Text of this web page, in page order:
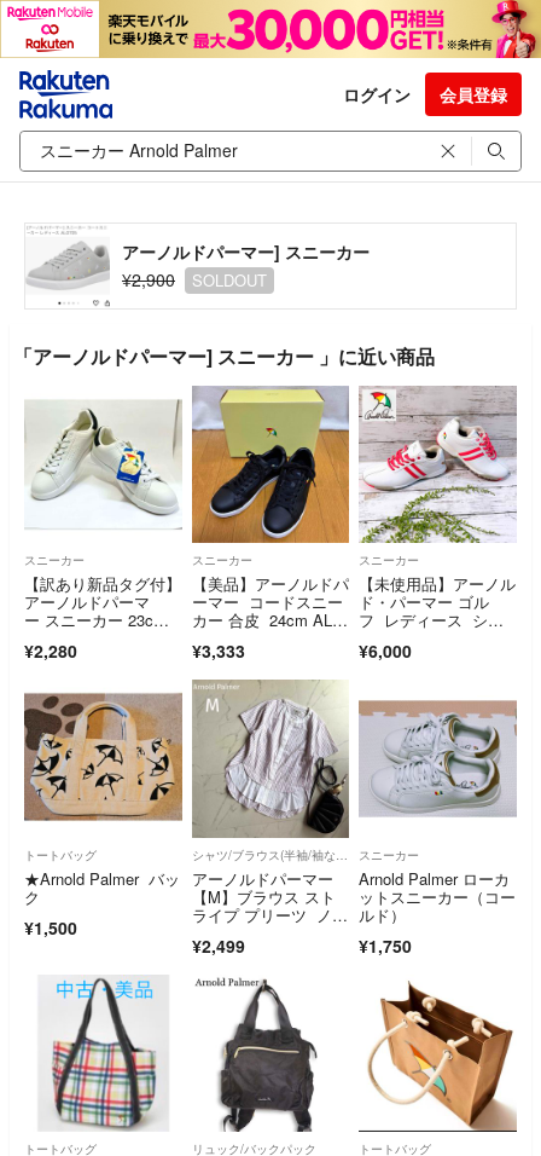
ログイン 会員登録
アーノルドパーマー] スニーカー
¥2,900
SOLDOUT
「アーノルドパーマー] スニーカー 」に近い商品
スニーカー
【訳あり新品タグ付】
アーノルドパーマ
ー スニーカー 23c
¥2,280
スニーカー
【美品】アーノルドパ
ーマー コードスニー
カー 合皮 24cm AL07
¥3,333
スニーカー
【未使用品】アーノル
ド・パーマー ゴル
フ レディース シュ
¥6,000
トートバッグ
★Arnold Palmer バッ
ク
¥1,500
シャツ/ブラウス(半袖/袖なし)
アーノルドパーマー
【M】ブラウス スト
ライプ プリーツ ノー
¥2,499
スニーカー
Arnold Palmer ローカ
ットスニーカー（コー
ルド）
¥1,750
トートバッグ リュック/バックパック トートバッグ